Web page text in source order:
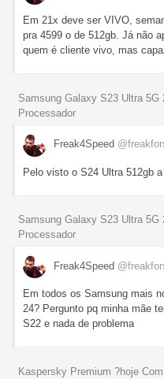
Em 21x deve ser VIVO,
pra 4599 o de 512gb. Já não
quem é cliente vivo, mas
Samsung Galaxy S23 Ultra
Processador
Freak4Speed
Pelo visto o S24 Ultra 512gb
Samsung Galaxy S23 Ultra
Processador
Freak4Speed
Em todos os Samsung mais
24? Pergunto pq minha mãe
S22 e nada de problema
Kaspersky Premium ?hoje